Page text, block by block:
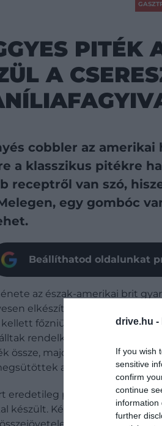
drive.hu -
If you wish
sensitive
confirm
continue
information
further
PITÉK
A
cobbler az
a klasszikus pitékre
receptről van szó,
egy gombóc
Beállíthatod oldalunkat
az észak-amerikai brit
elkészítették volna saját
kellett főzniük, ami éppen
rendelkezésre,
össze, majd kanállal adagolt
a nyílt tűzön.
eredetileg praktikus
készült. Később az Egyesült